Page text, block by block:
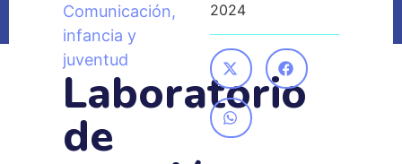
Comunicación,
infancia y
juventud
Laboratorio
de
2024